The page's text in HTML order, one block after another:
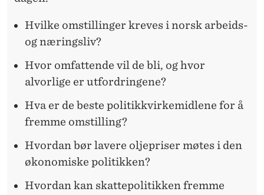
Hvilke omstillinger kreves i norsk arbeids-
og næringsliv?
Hvor omfattende vil de bli, og hvor
alvorlige er utfordringene?
Hva er de beste politikkvirkemidlene for å
fremme omstilling?
Hvordan bør lavere oljepriser møtes i den
økonomiske politikken?
Hvordan kan skattepolitikken fremme